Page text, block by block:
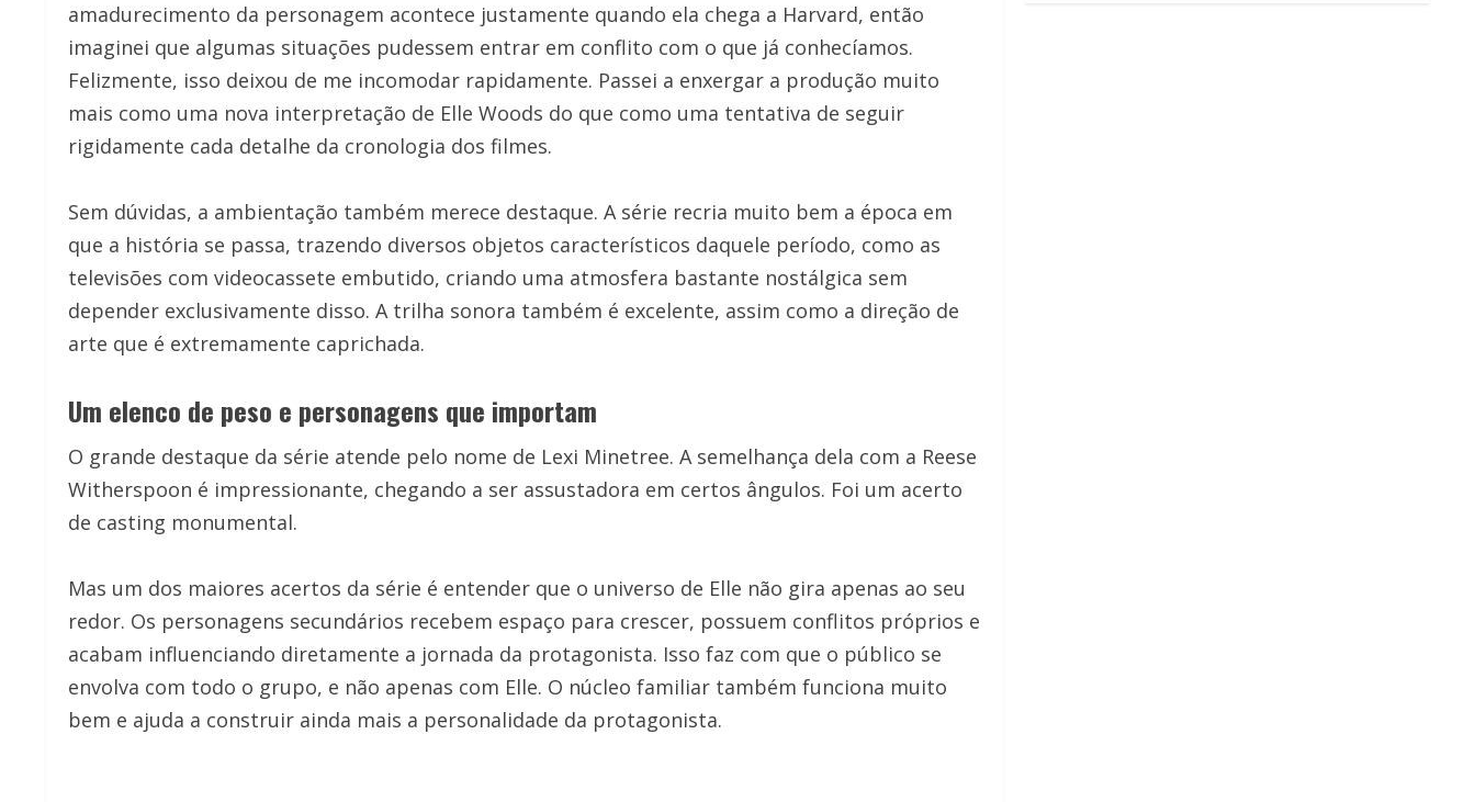
amadurecimento da personagem acontece justamente quando ela chega a Harvard, então
imaginei que algumas situações pudessem entrar em conflito com o que já conhecíamos.
Felizmente, isso deixou de me incomodar rapidamente. Passei a enxergar a produção muito
mais como uma nova interpretação de Elle Woods do que como uma tentativa de seguir
rigidamente cada detalhe da cronologia dos filmes.
Sem dúvidas, a ambientação também merece destaque. A série recria muito bem a época em
que a história se passa, trazendo diversos objetos característicos daquele período, como as
televisões com videocassete embutido, criando uma atmosfera bastante nostálgica sem
depender exclusivamente disso. A trilha sonora também é excelente, assim como a direção de
arte que é extremamente caprichada.
Um elenco de peso e personagens que importam
O grande destaque da série atende pelo nome de Lexi Minetree. A semelhança dela com a Reese
Witherspoon é impressionante, chegando a ser assustadora em certos ângulos. Foi um acerto
de casting monumental.
Mas um dos maiores acertos da série é entender que o universo de Elle não gira apenas ao seu
redor. Os personagens secundários recebem espaço para crescer, possuem conflitos próprios e
acabam influenciando diretamente a jornada da protagonista. Isso faz com que o público se
envolva com todo o grupo, e não apenas com Elle. O núcleo familiar também funciona muito
bem e ajuda a construir ainda mais a personalidade da protagonista.